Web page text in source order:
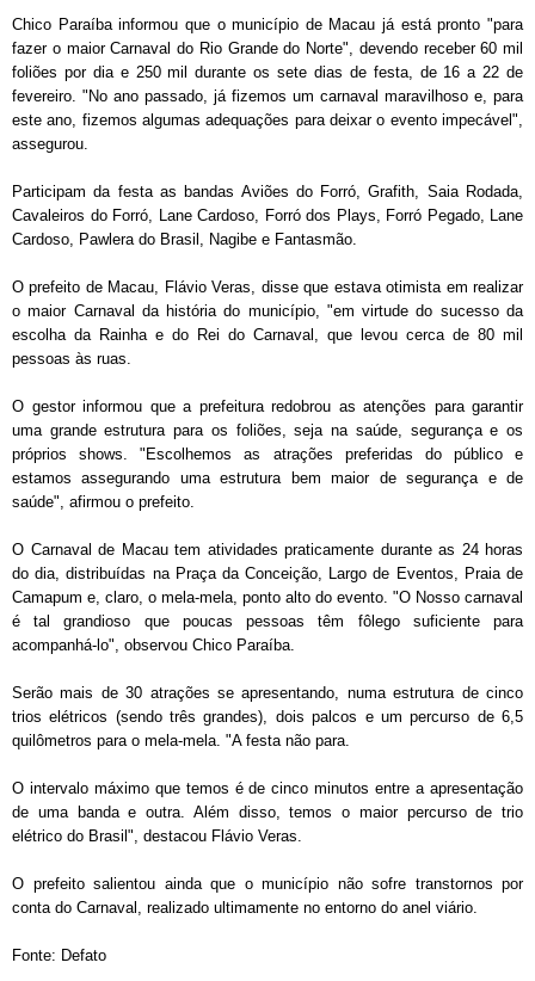
Chico Paraíba informou que o município de Macau já está pronto "para
fazer o maior Carnaval do Rio Grande do Norte", devendo receber 60 mil
foliões por dia e 250 mil durante os sete dias de festa, de 16 a 22 de
fevereiro. "No ano passado, já fizemos um carnaval maravilhoso e, para
este ano, fizemos algumas adequações para deixar o evento impecável",
assegurou.
Participam da festa as bandas Aviões do Forró, Grafith, Saia Rodada,
Cavaleiros do Forró, Lane Cardoso, Forró dos Plays, Forró Pegado, Lane
Cardoso, Pawlera do Brasil, Nagibe e Fantasmão.
O prefeito de Macau, Flávio Veras, disse que estava otimista em realizar
o maior Carnaval da história do município, "em virtude do sucesso da
escolha da Rainha e do Rei do Carnaval, que levou cerca de 80 mil
pessoas às ruas.
O gestor informou que a prefeitura redobrou as atenções para garantir
uma grande estrutura para os foliões, seja na saúde, segurança e os
próprios shows. "Escolhemos as atrações preferidas do público e
estamos assegurando uma estrutura bem maior de segurança e de
saúde", afirmou o prefeito.
O Carnaval de Macau tem atividades praticamente durante as 24 horas
do dia, distribuídas na Praça da Conceição, Largo de Eventos, Praia de
Camapum e, claro, o mela-mela, ponto alto do evento. "O Nosso carnaval
é tal grandioso que poucas pessoas têm fôlego suficiente para
acompanhá-lo", observou Chico Paraíba.
Serão mais de 30 atrações se apresentando, numa estrutura de cinco
trios elétricos (sendo três grandes), dois palcos e um percurso de 6,5
quilômetros para o mela-mela. "A festa não para.
O intervalo máximo que temos é de cinco minutos entre a apresentação
de uma banda e outra. Além disso, temos o maior percurso de trio
elétrico do Brasil", destacou Flávio Veras.
O prefeito salientou ainda que o município não sofre transtornos por
conta do Carnaval, realizado ultimamente no entorno do anel viário.
Fonte: Defato